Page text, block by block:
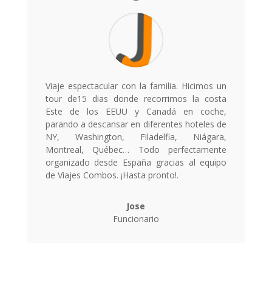
Viaje espectacular con la familia. Hicimos un
tour de15 dias donde recorrimos la costa
Este de los EEUU y Canadá en coche,
parando a descansar en diferentes hoteles de
NY, Washington, Filadelfia, Niágara,
Montreal, Québec… Todo perfectamente
organizado desde España gracias al equipo
de Viajes Combos. ¡Hasta pronto!.
Jose
Funcionario